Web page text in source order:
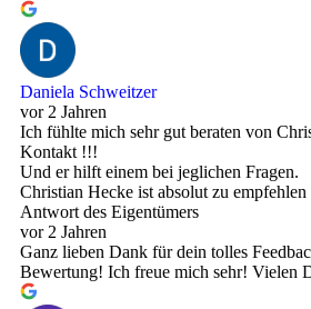
Daniela Schweitzer
vor 2 Jahren
Ich fühlte mich sehr gut beraten von
Kontakt !!!
Und er hilft einem bei jeglichen Fragen.
Christian Hecke ist absolut zu
Antwort des Eigentümers
vor 2 Jahren
Ganz lieben Dank für dein tolles
Bewertung! Ich freue mich sehr! Vielen